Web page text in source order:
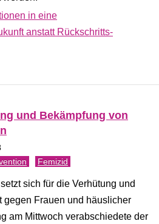
in eine
anstatt Rückschritts-
und Bekämpfung von
Femizid
sich für die Verhütung und
gegen Frauen und häuslicher
am Mittwoch verabschiedete der